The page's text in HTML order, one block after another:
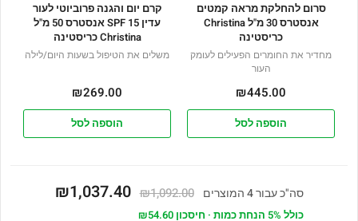
סרום להחלקת מראה קמטים
אנסטרס 30 מ"ל Christina
כריסטינה
מחדיר את החומרים הפעילים לעומק
העור
₪445.00
הוספה לסל
קרם יום והגנה פרוביוטי לעור
עדין SPF 15 אנסטרס 50 מ"ל
Christina כריסטינה
משלים את הטיפול בשעות היום/לילה
₪269.00
הוספה לסל
סה"כ עבור 4 המוצרים ₪1,092.00
₪1,037.40
כולל 5% הנחת כמות · חיסכון ₪54.60